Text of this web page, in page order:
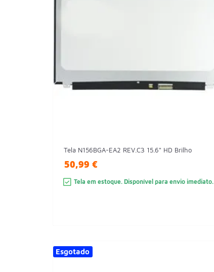
Tela N156BGA-EA2 REV.C3 15.6" HD Brilho
50,99 €
Tela em estoque. Disponível para envio imediato.
Esgotado